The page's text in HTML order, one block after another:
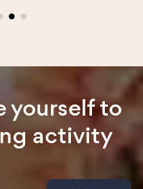
yourself to
activity